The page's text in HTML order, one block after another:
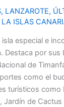
, LANZAROTE,
LA ISLAS
especial e
Destaca por sus
de
como el
turísticos como
Jardín de